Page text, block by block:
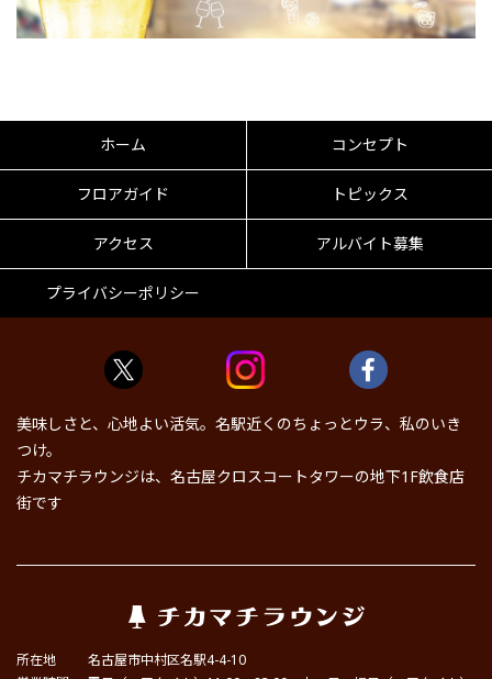
ホーム コンセプト
フロアガイド トピックス
アクセス アルバイト募集
プライバシーポリシー
美味しさと、心地よい活気。名駅近くのちょっとウラ、私のいき
つけ。
チカマチラウンジは、名古屋クロスコートタワーの地下1F飲食店
街です
所在地
名古屋市中村区名駅4-4-10